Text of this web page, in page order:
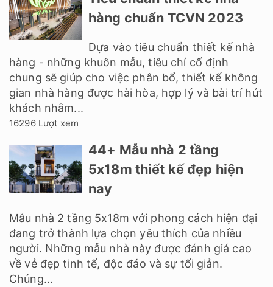
hàng chuẩn TCVN 2023
Dựa vào tiêu chuẩn thiết kế nhà
hàng - những khuôn mẫu, tiêu chí cố định
chung sẽ giúp cho việc phân bổ, thiết kế không
gian nhà hàng được hài hòa, hợp lý và bài trí hút
khách nhằm...
16296 Lượt xem
44+ Mẫu nhà 2 tầng
5x18m thiết kế đẹp hiện
nay
Mẫu nhà 2 tầng 5x18m với phong cách hiện đại
đang trở thành lựa chọn yêu thích của nhiều
người. Những mẫu nhà này được đánh giá cao
về vẻ đẹp tinh tế, độc đáo và sự tối giản.
Chúng...